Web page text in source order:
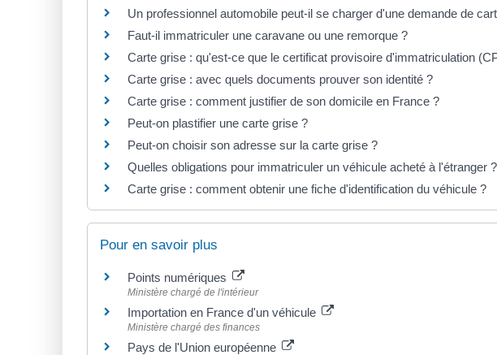
Un professionnel automobile peut-il se charger d'une demande de
Faut-il immatriculer une caravane ou une remorque ?
Carte grise : qu'est-ce que le certificat provisoire d'immatriculation
Carte grise : avec quels documents prouver son identité ?
Carte grise : comment justifier de son domicile en France ?
Peut-on plastifier une carte grise ?
Peut-on choisir son adresse sur la carte grise ?
Quelles obligations pour immatriculer un véhicule acheté à l'étranger ?
Carte grise : comment obtenir une fiche d'identification du véhicule ?
Pour en savoir plus
Points numériques
Ministère chargé de l'intérieur
Importation en France d'un véhicule
Ministère chargé des finances
Pays de l'Union européenne